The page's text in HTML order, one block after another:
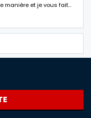
manière et je vous fait…